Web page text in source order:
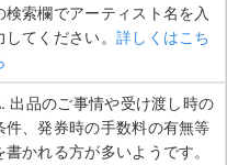
検索欄でアーティスト名を入
してください。 詳しくはこち
出品のご事情や受け渡し時の
件、発券時の手数料の有無等
書かれる方が多いようです。